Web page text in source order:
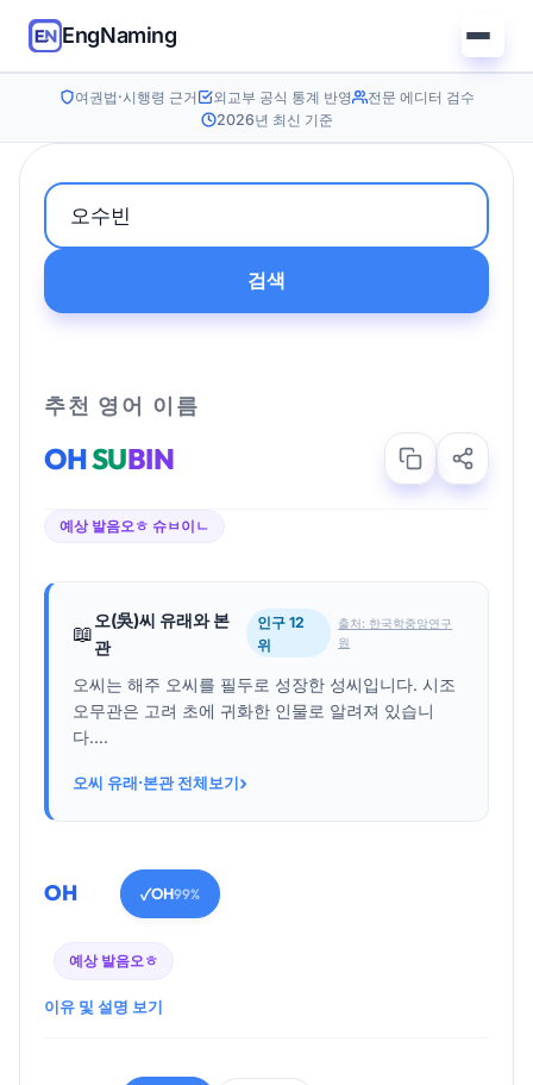
EngNaming
여권법·시행령 근거 외교부 공식 통계 반영
전문 에디터 검수
2026년 최신 기준
검색
추천 영어 이름
OHSUBIN
예상 발음오ㅎ 슈ㅂ이ㄴ
📖
오(吳)씨 유래와 본
관
인구 12
위
출처: 한국학중앙연구
원
오씨는 해주 오씨를 필두로 성장한 성씨입니다. 시조
오무관은 고려 초에 귀화한 인물로 알려져 있습니
다....
오씨 유래·본관 전체보기›
OH ✓OH99%
예상 발음오ㅎ
이유 및 설명 보기